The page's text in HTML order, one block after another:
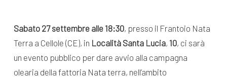
Sabato 27 settembre alle 18:30, presso il Frantoio Nata
Terra a Cellole (CE), in Località Santa Lucia, 10, ci sarà
un evento pubblico per dare avvio alla campagna
olearia della fattoria Nata terra, nell’ambito
Seguici sui social: